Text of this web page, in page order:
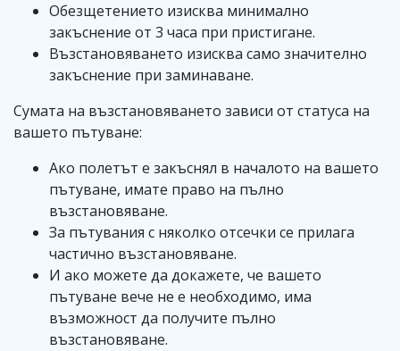
Обезщетението изисква минимално
закъснение от 3 часа при пристигане.
Възстановяването изисква само значително
закъснение при заминаване.
Сумата на възстановяването зависи от статуса на
вашето пътуване:
Ако полетът е закъснял в началото на вашето
пътуване, имате право на пълно
възстановяване.
За пътувания с няколко отсечки се прилага
частично възстановяване.
И ако можете да докажете, че вашето
пътуване вече не е необходимо, има
възможност да получите пълно
възстановяване.